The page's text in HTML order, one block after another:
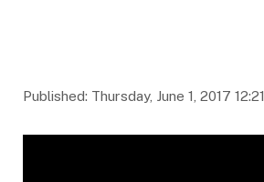
Published: Thursday, June 1, 2017 12:21